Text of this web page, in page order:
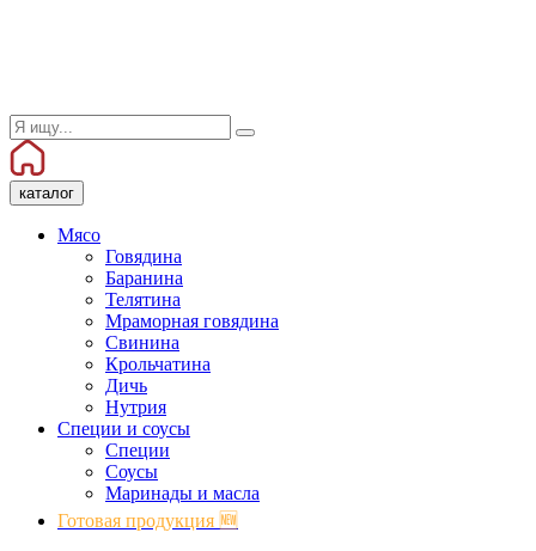
каталог
Мясо
Говядина
Баранина
Телятина
Мраморная говядина
Свинина
Крольчатина
Дичь
Нутрия
Специи и соусы
Специи
Соусы
Маринады и масла
Готовая продукция 🆕